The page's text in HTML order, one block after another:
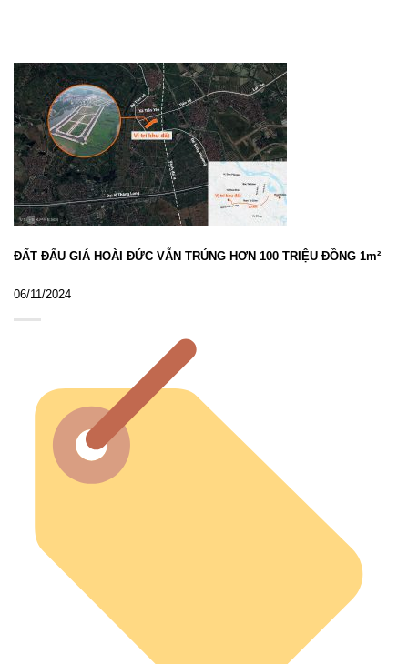
ĐẤT ĐẤU GIÁ HOÀI ĐỨC VẪN TRÚNG HƠN 100 TRIỆU ĐỒNG 1m²
06/11/2024